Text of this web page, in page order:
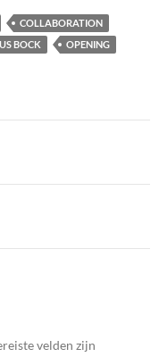
COLLABORATION
BOCK
OPENING
velden zijn